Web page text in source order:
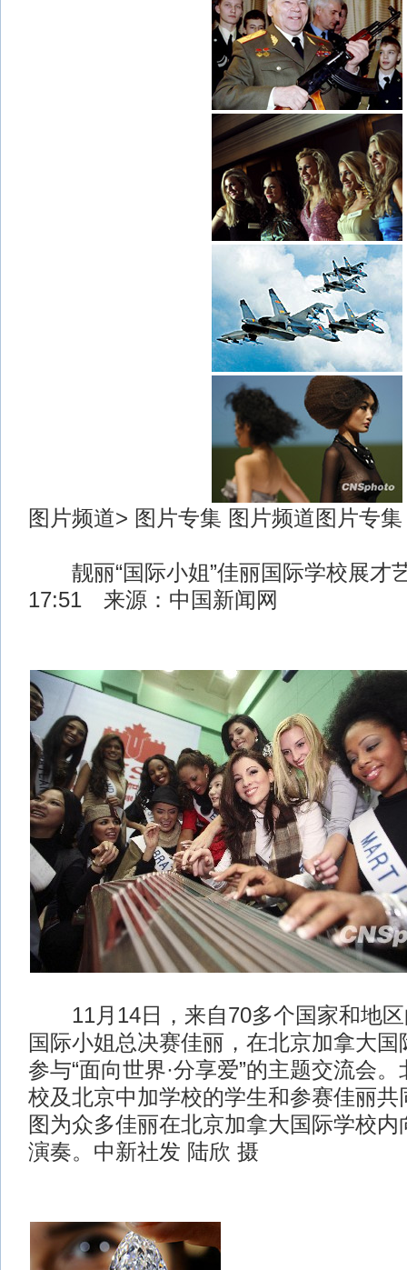
图片频道> 图片专集 图片频道图片专集
靓丽“国际小姐”佳丽国际学校展才
17:51 来源：中国新闻网
11月14日，来自70多个国家和地区
国际小姐总决赛佳丽，在北京加拿大
参与“面向世界·分享爱”的主题交流会
校及北京中加学校的学生和参赛佳丽共
图为众多佳丽在北京加拿大国际学校
演奏。中新社发 陆欣 摄